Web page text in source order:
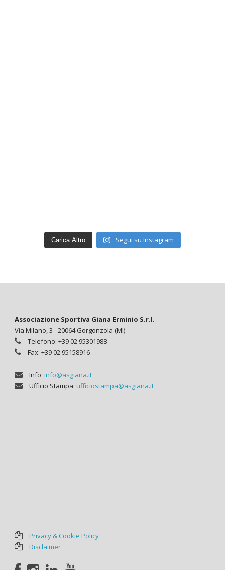
Carica Altro Segui su Instagram
Associazione Sportiva Giana Erminio S.r.l.
Via Milano, 3 - 20064 Gorgonzola (MI)
Telefono: +39 02 95301988
Fax: +39 02 95158916
Info: info@asgiana.it
Ufficio Stampa: ufficiostampa@asgiana.it
Privacy & Cookie Policy
Disclaimer